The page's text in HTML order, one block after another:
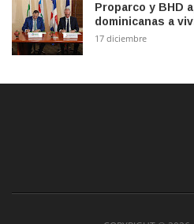
Proparco y BHD
dominicanas a
17 diciembre